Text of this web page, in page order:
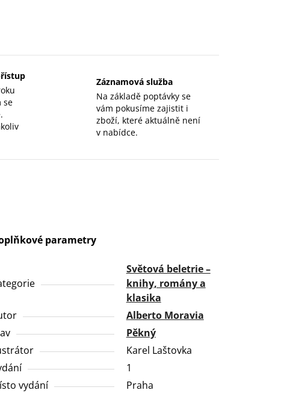
se
Záznamová služba
Na základě poptávky se
vám pokusíme zajistit i
zboží, které aktuálně není
v nabídce.
parametry
Světová beletrie –
knihy, romány a
klasika
Alberto Moravia
Pěkný
Karel Laštovka
1
vydání
Praha